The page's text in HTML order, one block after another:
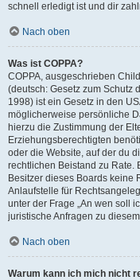
schnell erledigt ist und dir
Nach oben
Was ist COPPA?
COPPA, ausgeschrieben
(deutsch: Gesetz zum Schutz
1998) ist ein Gesetz in den
möglicherweise persönliche
hierzu die Zustimmung der
Erziehungsberechtigten
oder die Website, auf der du
rechtlichen Beistand zu Rate.
Besitzer dieses Boards keine
Anlaufstelle für
unter der Frage „An wen soll
juristische Anfragen zu
Nach oben
Warum kann ich mich nicht